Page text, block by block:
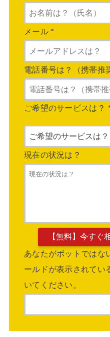
メール *
電話番号は？（携帯推
ご希望のサービスは？ *
現在の状況は？
あなたがボットではな
ールドが表示されてい
いてください。